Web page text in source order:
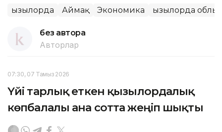
Қызылорда Аймақ Экономика Қызылорда
без автора
Авторлар
07:30, 07 Тамыз 2026
Үйі тарлық еткен қызылордалық
көпбалалы ана сотта жеңіп шықты